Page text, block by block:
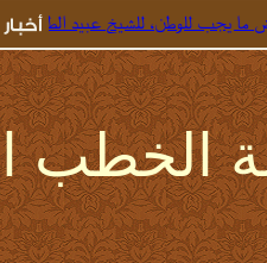
للوطن، للشيخ عبيد الطوياوي=>
الخطب